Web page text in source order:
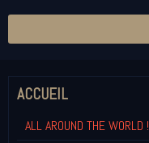
ACCUEIL
ALL AROUND THE WORLD !